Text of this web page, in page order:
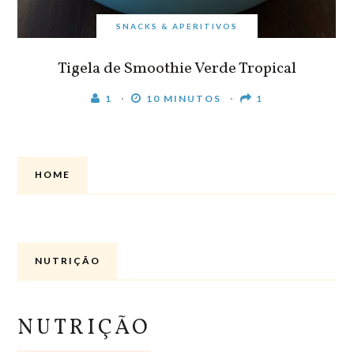
SNACKS & APERITIVOS
Tigela de Smoothie Verde Tropical
1 10 MINUTOS 1
HOME
NUTRIÇÃO
NUTRIÇÃO